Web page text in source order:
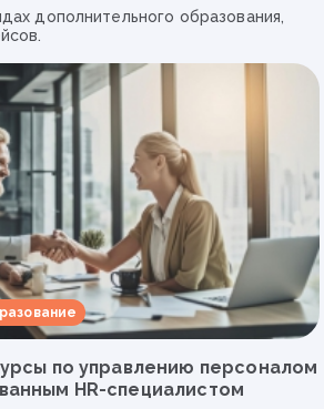
дополнительного образования,
по управлению персоналом
HR-специалистом